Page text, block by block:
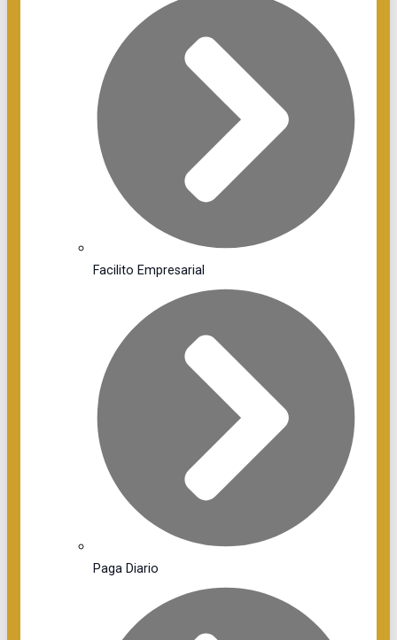
Facilito Empresarial
Paga Diario